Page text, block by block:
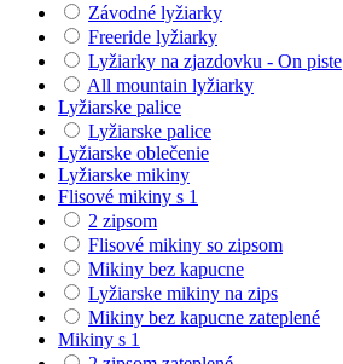
Závodné lyžiarky
Freeride lyžiarky
Lyžiarky na zjazdovku - On piste
All mountain lyžiarky
Lyžiarske palice
Lyžiarske palice
Lyžiarske oblečenie
Lyžiarske mikiny
Flisové mikiny s 1
2 zipsom
Flisové mikiny so zipsom
Mikiny bez kapucne
Lyžiarske mikiny na zips
Mikiny bez kapucne zateplené
Mikiny s 1